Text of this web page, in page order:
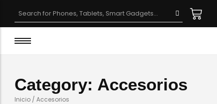
Smartphone Rugged
Accesorios
Category: Accesorios
Inicio / Accesorios